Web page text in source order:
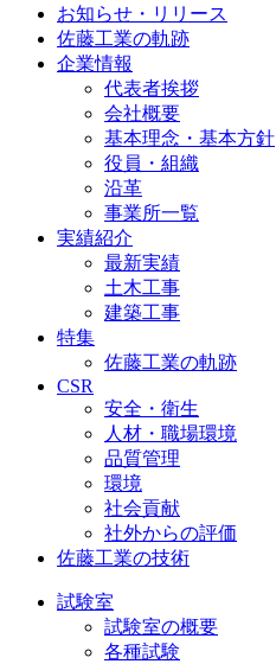
お知らせ・リリース
佐藤工業の軌跡
企業情報
代表者挨拶
会社概要
基本理念・基本方針
役員・組織
沿革
事業所一覧
実績紹介
最新実績
土木工事
建築工事
特集
佐藤工業の軌跡
CSR
安全・衛生
人材・職場環境
品質管理
環境
社会貢献
社外からの評価
佐藤工業の技術
試験室
試験室の概要
各種試験